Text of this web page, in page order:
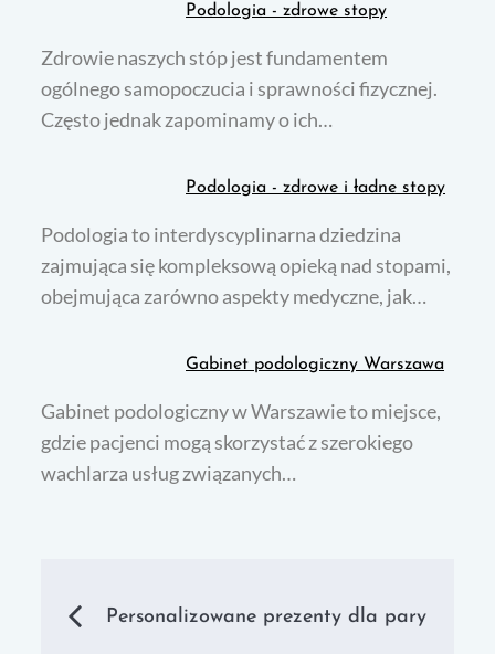
Podologia - zdrowe stopy
Zdrowie naszych stóp jest fundamentem
ogólnego samopoczucia i sprawności fizycznej.
Często jednak zapominamy o ich…
Podologia - zdrowe i ładne stopy
Podologia to interdyscyplinarna dziedzina
zajmująca się kompleksową opieką nad stopami,
obejmująca zarówno aspekty medyczne, jak…
Gabinet podologiczny Warszawa
Gabinet podologiczny w Warszawie to miejsce,
gdzie pacjenci mogą skorzystać z szerokiego
wachlarza usług związanych…
Nawigacja
Personalizowane prezenty dla pary